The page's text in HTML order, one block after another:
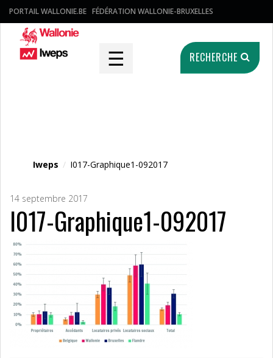
PORTAIL WALLONIE.BE FÉDÉRATION WALLONIE-BRUXELLES
☰ RECHERCHE
Iweps / I017-Graphique1-092017
14 septembre 2017
I017-Graphique1-092017